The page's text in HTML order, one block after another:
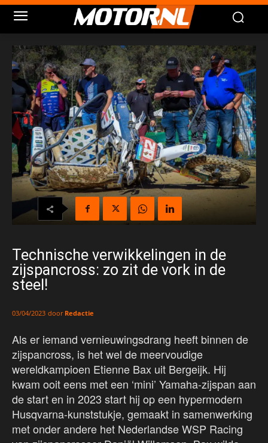
Technische verwikkelingen in de
zijspancross: zo zit de vork in de
steel!
03/04/2023 door Redactie
Als er iemand vernieuwingsdrang heeft binnen de
zijspancross, is het wel de meervoudige
wereldkampioen Etienne Bax uit Bergeijk. Hij
kwam ooit eens met een ‘mini’ Yamaha-zijspan aan
de start en in 2023 start hij op een hypermodern
Husqvarna-kunststukje, gemaakt in samenwerking
met onder andere het Nederlandse WSP Racing